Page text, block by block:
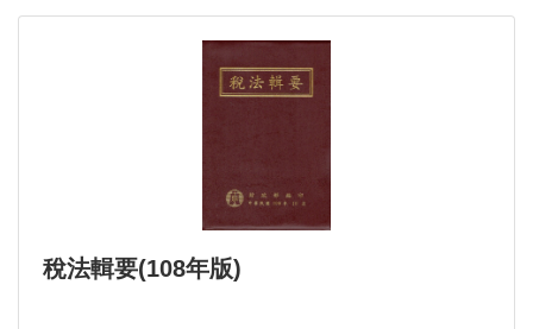
稅法輯要(108年版)